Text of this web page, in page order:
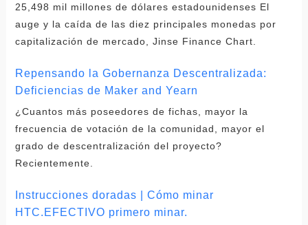
25,498 mil millones de dólares estadounidenses El
auge y la caída de las diez principales monedas por
capitalización de mercado, Jinse Finance Chart.
Repensando la Gobernanza Descentralizada:
Deficiencias de Maker and Yearn
¿Cuantos más poseedores de fichas, mayor la
frecuencia de votación de la comunidad, mayor el
grado de descentralización del proyecto?
Recientemente.
Instrucciones doradas | Cómo minar
HTC.EFECTIVO primero minar.